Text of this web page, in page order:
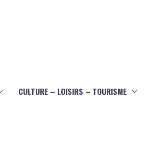
CULTURE – LOISIRS – TOURISME